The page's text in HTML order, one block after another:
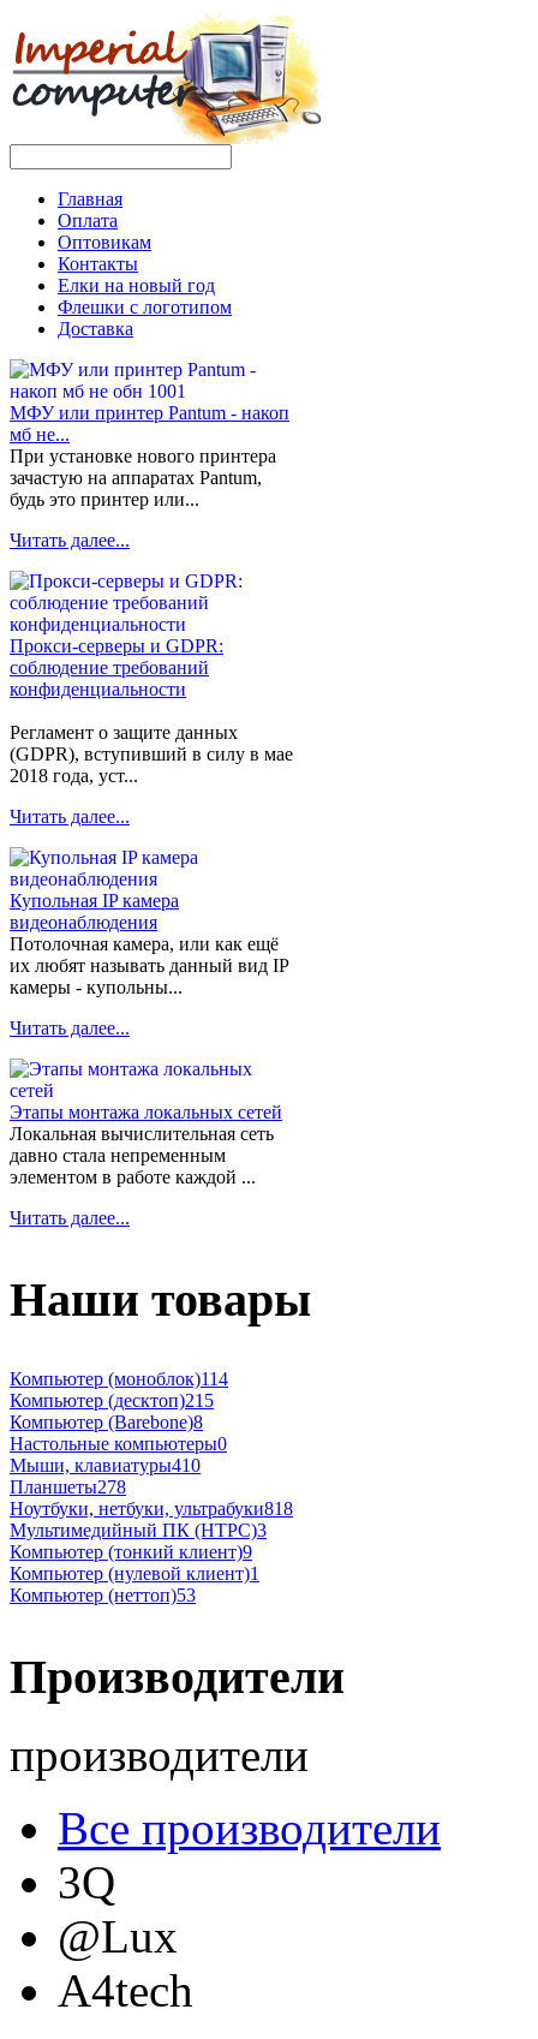
Главная
Оплата
Оптовикам
Контакты
Елки на новый год
Флешки с логотипом
Доставка
МФУ или принтер Pantum - накоп
мб не...
При установке нового принтера
зачастую на аппаратах Pantum,
будь это принтер или...
Читать далее...
Прокси-серверы и GDPR:
соблюдение требований
конфиденциальности
Регламент о защите данных
(GDPR), вступивший в силу в мае
2018 года, уст...
Читать далее...
Купольная IP камера
видеонаблюдения
Потолочная камера, или как ещё
их любят называть данный вид IP
камеры - купольны...
Читать далее...
Этапы монтажа локальных сетей
Локальная вычислительная сеть
давно стала непременным
элементом в работе каждой ...
Читать далее...
Наши товары
Компьютер (моноблок)114
Компьютер (десктоп)215
Компьютер (Barebone)8
Настольные компьютеры0
Мыши, клавиатуры410
Планшеты278
Ноутбуки, нетбуки, ультрабуки818
Мультимедийный ПК (HTPC)3
Компьютер (тонкий клиент)9
Компьютер (нулевой клиент)1
Компьютер (неттоп)53
Производители
производители
Все производители
3Q
@Lux
A4tech